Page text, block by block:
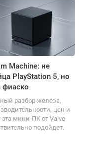
Machine: не
PlayStation 5, но
фиаско
разбор железа,
цен и
эта мини-ПК от Valve
подойдет.